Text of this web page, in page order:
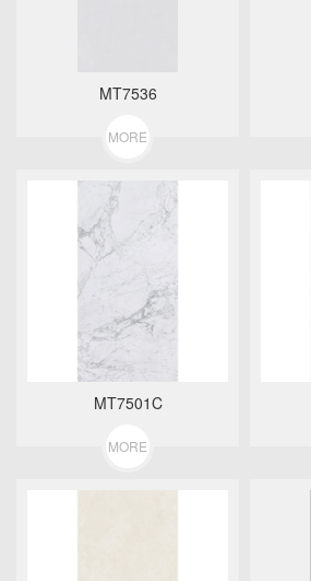
MT7536
MORE
MT7501C
MORE